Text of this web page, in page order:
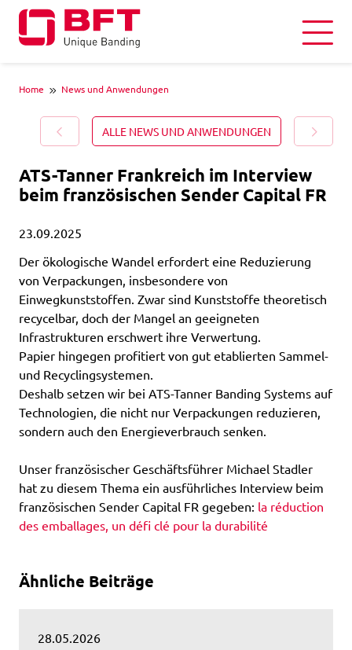
Home News und Anwendungen
ALLE NEWS UND ANWENDUNGEN
ATS-Tanner Frankreich im Interview
beim französischen Sender Capital FR
23.09.2025
Der ökologische Wandel erfordert eine Reduzierung
von Verpackungen, insbesondere von
Einwegkunststoffen. Zwar sind Kunststoffe theoretisch
recycelbar, doch der Mangel an geeigneten
Infrastrukturen erschwert ihre Verwertung.
Papier hingegen profitiert von gut etablierten Sammel-
und Recyclingsystemen.
Deshalb setzen wir bei ATS-Tanner Banding Systems auf
Technologien, die nicht nur Verpackungen reduzieren,
sondern auch den Energieverbrauch senken.
Unser französischer Geschäftsführer Michael Stadler
hat zu diesem Thema ein ausführliches Interview beim
französischen Sender Capital FR gegeben: la réduction
des emballages, un défi clé pour la durabilité
Ähnliche Beiträge
28.05.2026